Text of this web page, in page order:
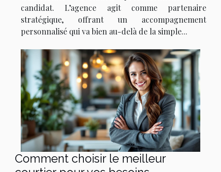
candidat. L’agence agit comme partenaire
stratégique, offrant un accompagnement
personnalisé qui va bien au-delà de la simple...
Comment choisir le meilleur